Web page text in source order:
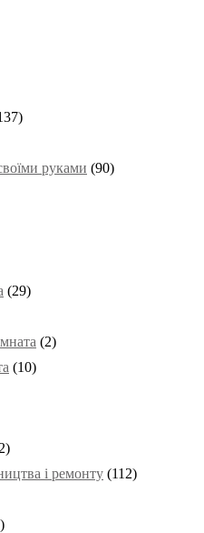
руками (90)
(29)
(2)
(10)
і ремонту (112)